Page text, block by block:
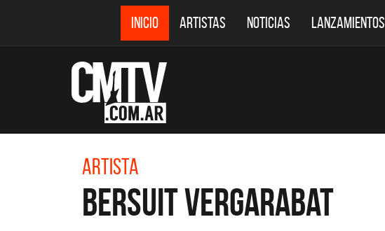
INICIO ARTISTAS NOTICIAS LANZAMIENTOS
Artista
Bersuit Vergarabat